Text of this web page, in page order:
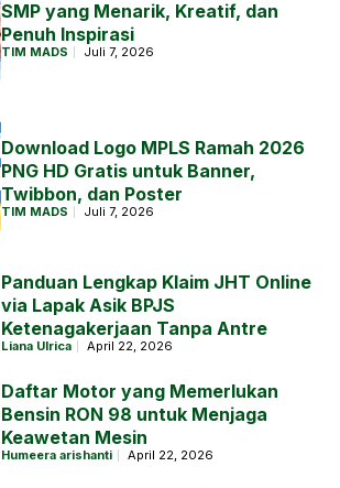
SMP yang Menarik, Kreatif, dan
Penuh Inspirasi
TIM MADS Juli 7, 2026
Download Logo MPLS Ramah 2026
PNG HD Gratis untuk Banner,
Twibbon, dan Poster
TIM MADS Juli 7, 2026
Panduan Lengkap Klaim JHT Online
via Lapak Asik BPJS
Ketenagakerjaan Tanpa Antre
Liana Ulrica April 22, 2026
Daftar Motor yang Memerlukan
Bensin RON 98 untuk Menjaga
Keawetan Mesin
Humeera arishanti April 22, 2026